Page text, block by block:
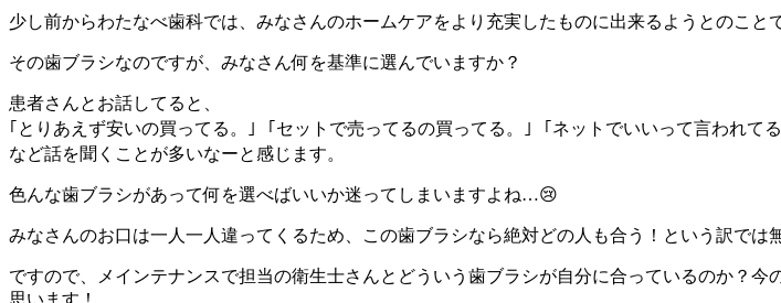
少し前からわたなべ歯科では、みなさんのホームケアをより充実したものに出来るようとのこと
その歯ブラシなのですが、みなさん何を基準に選んでいますか？
患者さんとお話してると、
｢とりあえず安いの買ってる。｣ ｢セットで売ってるの買ってる。｣ ｢ネットでいいって言われて
など話を聞くことが多いなーと感じます。
色んな歯ブラシがあって何を選べばいいか迷ってしまいますよね…😢
みなさんのお口は一人一人違ってくるため、この歯ブラシなら絶対どの人も合う！という訳では
ですので、メインテナンスで担当の衛生士さんとどういう歯ブラシが自分に合っているのか？
思います！